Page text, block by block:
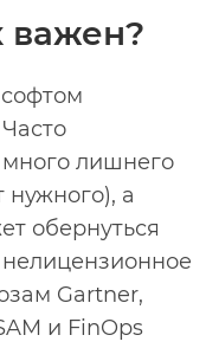
важен?
много лишнего
нужного), а
обернуться
Gartner,
и FinOps